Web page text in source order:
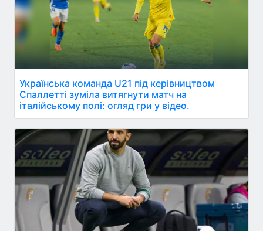
Українська команда U21 під керівництвом
Спаллетті зуміла витягнути матч на
італійському полі: огляд гри у відео.